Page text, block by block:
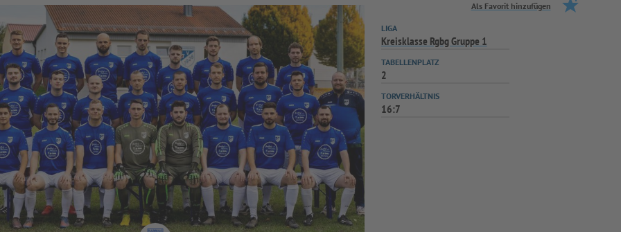
Als Favorit hinzufügen
LIGA
Kreisklasse Rgbg Gruppe 1
TABELLENPLATZ
2
TORVERHÄLTNIS
16:7